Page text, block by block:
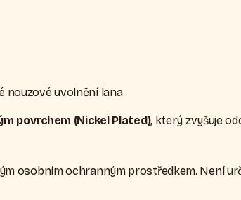
nouzové uvolnění lana
povrchem (Nickel Plated), který zvyšuje
osobním ochranným prostředkem. Není